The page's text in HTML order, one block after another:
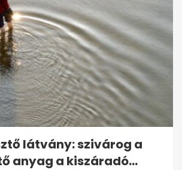
a szomszéddal: így
a jó viszony rossz
látvány: szivárog a
anyag a kiszáradó...